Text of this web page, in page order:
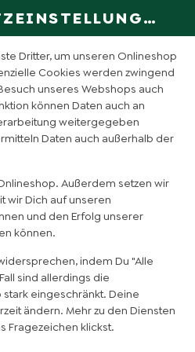
DATENSCHUTZEINSTELLUNGEN
Dritter, um unseren Onlineshop
Cookies werden zwingend
unseres Webshops auch
können Daten auch an
weitergegeben
Daten auch außerhalb der
Außerdem setzen wir
wir Dich auf unseren
und den Erfolg unserer
können.
indem Du "Alle
sind allerdings die
eingeschränkt. Deine
ändern. Mehr zu den Diensten
Fragezeichen klickst.
DE
(0,3L)